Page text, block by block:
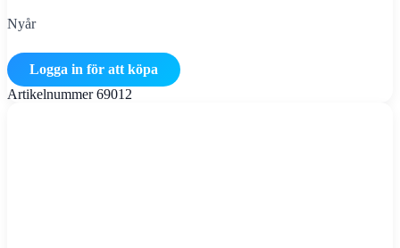
Nyår
Logga in för att köpa
Artikelnummer69012